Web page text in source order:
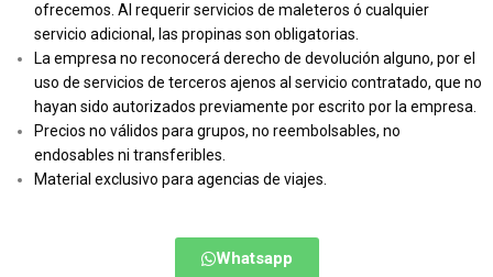
ofrecemos. Al requerir servicios de maleteros ó cualquier
servicio adicional, las propinas son obligatorias.
La empresa no reconocerá derecho de devolución alguno, por el
uso de servicios de terceros ajenos al servicio contratado, que no
hayan sido autorizados previamente por escrito por la empresa.
Precios no válidos para grupos, no reembolsables, no
endosables ni transferibles.
Material exclusivo para agencias de viajes.
Whatsapp